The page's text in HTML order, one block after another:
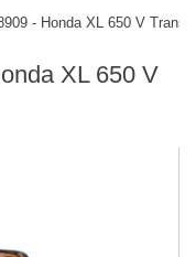
- Honda XL 650 V
XL 650 V